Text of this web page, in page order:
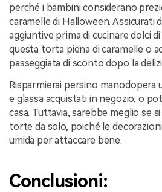
perché i bambini considerano
caramelle di Halloween. Assicurati
aggiuntive prima di cucinare dolci
questa torta piena di caramelle o
passeggiata di sconto dopo la
Risparmierai persino
e glassa acquistati in negozio, o
casa. Tuttavia, sarebbe meglio se
torte da solo, poiché le
umida per attaccare bene.
Conclusioni: